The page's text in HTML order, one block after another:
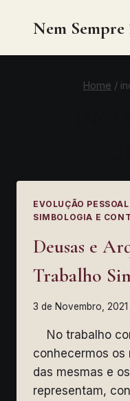
Nem Sempre
Home /
EVOLUÇÃO
SIMBOLOGIA E
Deusas e
Trabalho
3 de Novembro, 2021
No trabalho
conhecermos
das mesmas e
representam,